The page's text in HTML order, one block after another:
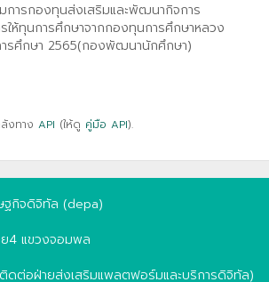
การกองทุนส่งเสริมและพัฒนากิจการ
ให้ทุนการศึกษาจากกองทุนการศึกษาหลวง
ารศึกษา 2565(กองพัฒนานักศึกษา)
งทาง API (ให้ดู คู่มือ API).
ฐกิจดิจิทัล (depa)
4 แขวงจอมพล
ดต่อฝ่ายส่งเสริมแพลตฟอร์มและบริการดิจิทัล)